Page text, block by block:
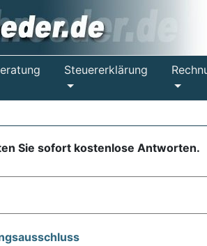
Steuererklärung
Sie sofort kostenlose Antworten.